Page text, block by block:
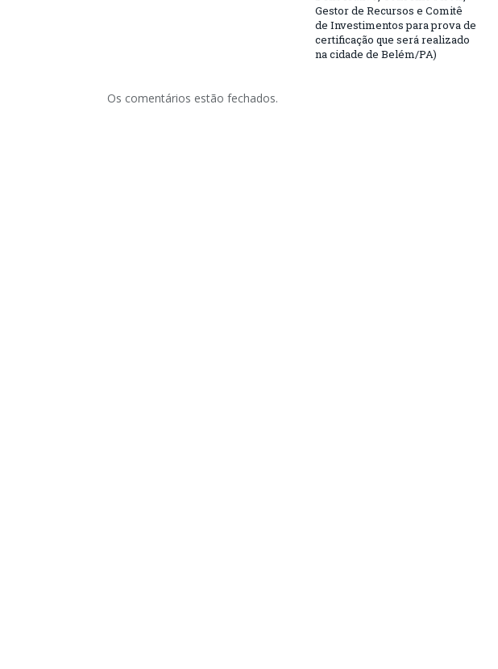
Gestor de Recursos e Comitê
de Investimentos para prova de
certificação que será realizado
na cidade de Belém/PA)
Os comentários estão fechados.